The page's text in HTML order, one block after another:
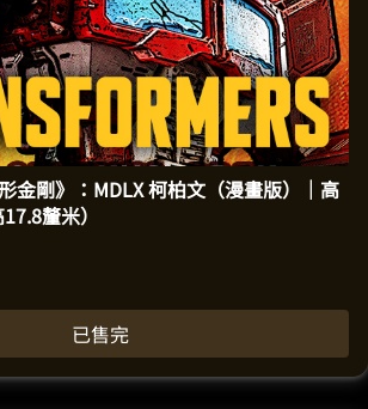
金剛》：MDLX 柯柏文（漫畫版）｜高
釐米）
已售完